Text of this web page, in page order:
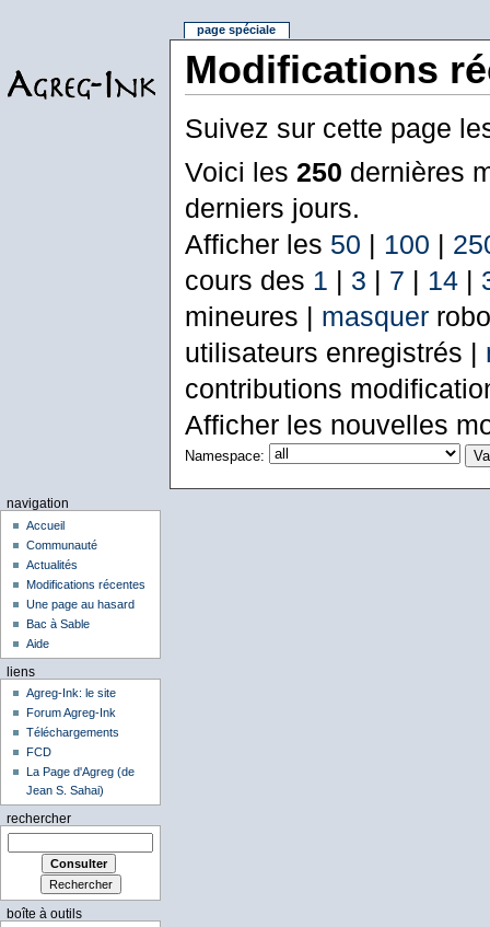
Modifications
Suivez sur cette page
Voici les 250 dernières
derniers jours.
Afficher les 50 | 100 |
cours des 1 | 3 | 7 | 14|
mineures | masquer
utilisateurs enregistrés |
contributions
Afficher les nouvelles
Namespace:
page spéciale
navigation
Accueil
Communauté
Actualités
Modifications récentes
Une page au hasard
Bac à Sable
Aide
liens
Agreg-Ink: le site
Forum Agreg-Ink
Téléchargements
FCD
La Page d'Agreg (de
Jean S. Sahai)
rechercher
boîte à outils